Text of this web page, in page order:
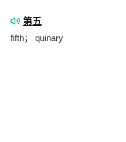
第五
fifth； quinary